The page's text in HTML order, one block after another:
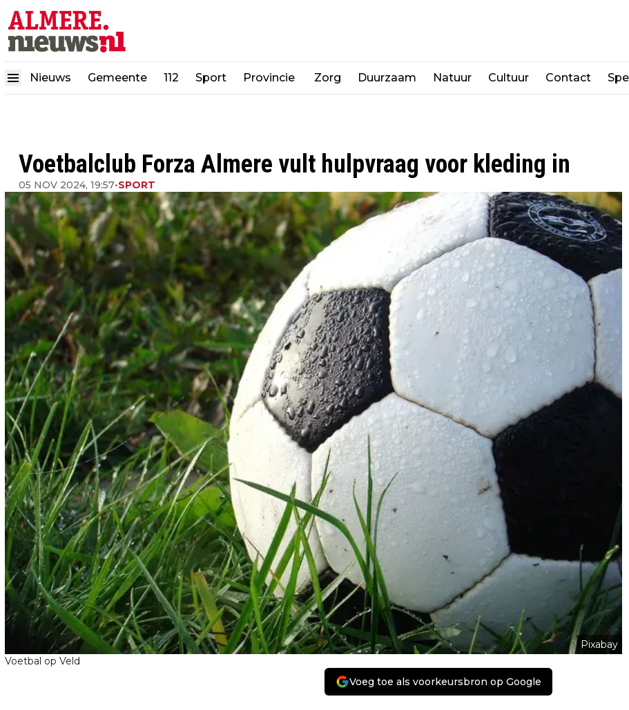
Nieuws Gemeente 112 Sport Provincie Zorg Duurzaam Natuur Cultuur Contact
Voetbalclub Forza Almere vult hulpvraag voor kleding in
05 NOV 2024, 19:57•SPORT
Pixabay
Voetbal op Veld
Voeg toe als voorkeursbron op Google